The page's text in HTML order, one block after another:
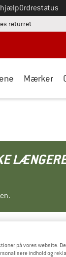
hjælpOrdrestatus
returret Gå til
Mærker
på vores website.
indhold og